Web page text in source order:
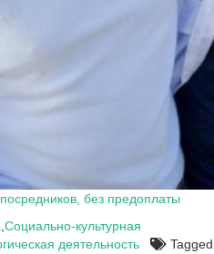
без предоплаты
Социально-культурная
деятельность
Tagged